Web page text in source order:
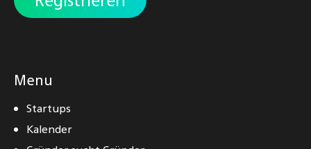
Menu
Startups
Kalender